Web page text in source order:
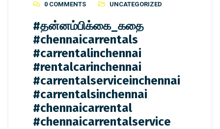
0 COMMENTS
UNCATEGORIZED
#தன்னம்பிக்கை_கதை
#chennaicarrentals
#carrentalinchennai
#rentalcarinchennai
#carrentalserviceinchennai
#carrentalsinchennai
#chennaicarrental
#chennaicarrentalservice